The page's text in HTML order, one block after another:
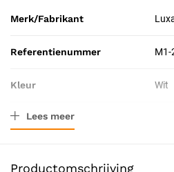
Merk/Fabrikant
Referentienummer M1-
Kleur Wit
Verpakkingstype
Lees meer
Productomschrijving